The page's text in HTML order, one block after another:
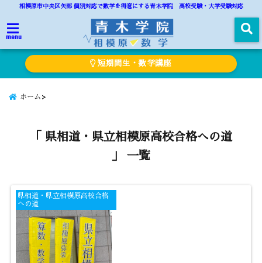
相模原市中央区矢部 個別対応で数学を得意にする青木学院 高校受験・大学受験対応
menu
短期間生・数学講座
ホーム
「 県相道・県立相模原高校合格への道
」 一覧
県相道・県立相模原高校合格
への道